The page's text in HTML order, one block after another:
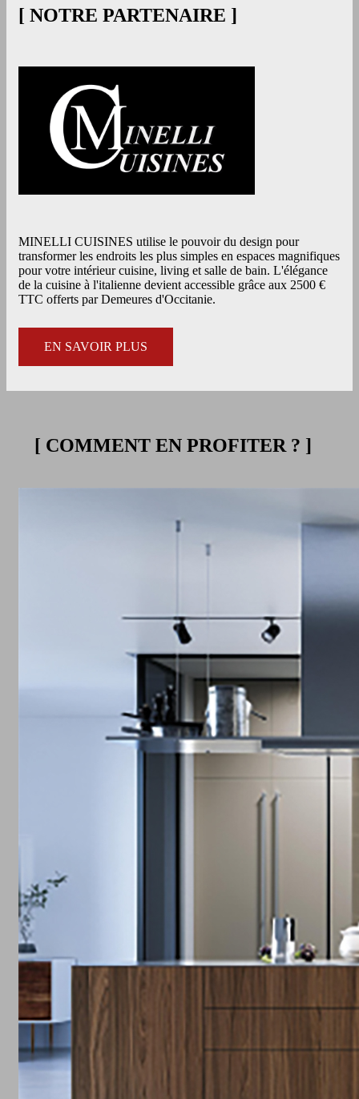
[ NOTRE PARTENAIRE ]
MINELLI CUISINES utilise le pouvoir du design pour
transformer les endroits les plus simples en espaces magnifiques
pour votre intérieur cuisine, living et salle de bain. L'élégance
de la cuisine à l'italienne devient accessible grâce aux 2500 €
TTC offerts par Demeures d'Occitanie.
EN SAVOIR PLUS
[ COMMENT EN PROFITER ? ]